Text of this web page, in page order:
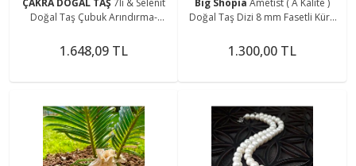
Doğal Taş Çubuk Arındırma-
1.648,09 TL
Doğal Taş Dizi 8 mm Fasetli Küre
1.300,00 TL